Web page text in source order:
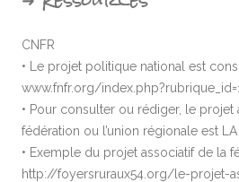
CNFR
• Le projet politique national est
www.fnfr.org/
• Pour consulter ou rédiger, le projet
fédération ou l’union régionale est
• Exemple du projet associatif de la
http://foyersruraux54.org/le-projet-